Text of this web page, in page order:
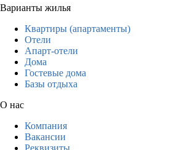
Варианты жилья
Квартиры (апартаменты)
Отели
Апарт-отели
Дома
Гостевые дома
Базы отдыха
О нас
Компания
Вакансии
Реквизиты